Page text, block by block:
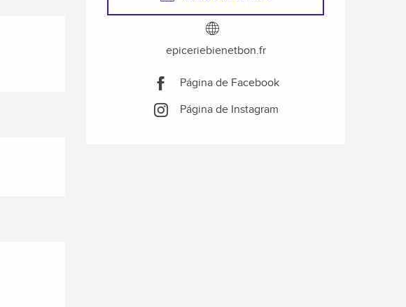
epiceriebienetbon.fr
Página de Facebook
Página de Instagram